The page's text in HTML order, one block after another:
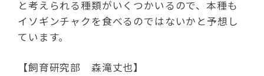
と考えられる種類がいくつかいるので、本種も
イソギンチャクを食べるのではないかと予想し
ています。
【飼育研究部 森滝丈也】